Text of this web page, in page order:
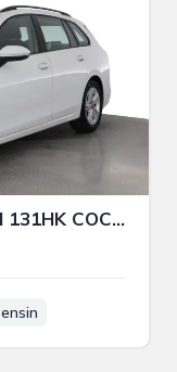
Volkswagen Golf SC 1.5 eTSI 131HK COCKPIT NFC P-SENS 3-ZON APP-CON